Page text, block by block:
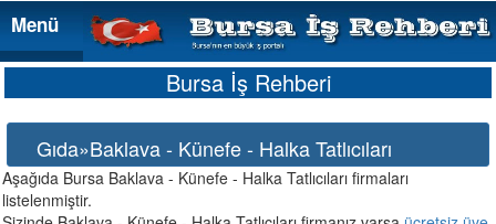
Menü
Menü
Bursa İş Rehberi
Gıda»Baklava - Künefe - Halka Tatlıcıları
Aşağıda Bursa Baklava - Künefe - Halka Tatlıcıları firmaları
listelenmiştir.